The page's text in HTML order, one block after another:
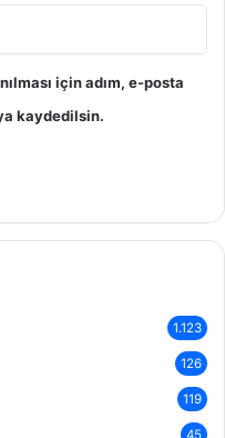
için adım, e-posta
kaydedilsin.
1.123
126
119
45